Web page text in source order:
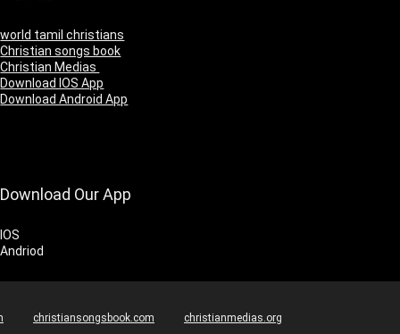
world tamil christians
Christian songs book
Christian Medias
Download IOS App
Download Android App
Download Our App
IOS
Andriod
christiansongsbook.com christianmedias.org